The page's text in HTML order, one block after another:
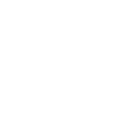
in, Couleur: Rouge, Taille: M